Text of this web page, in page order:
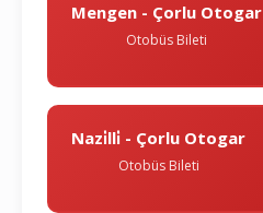
Mengen - Çorlu Otogar
Otobüs Bileti
Nazi̇lli̇ - Çorlu Otogar
Otobüs Bileti